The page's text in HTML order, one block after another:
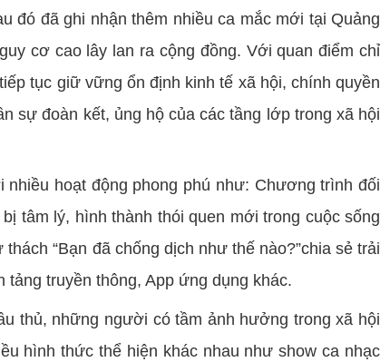
đó đã ghi nhận thêm nhiều ca mắc mới tại Quảng
cơ cao lây lan ra cộng đồng. Với quan điểm chỉ
tục giữ vững ổn định kinh tế xã hội, chính quyền
sự đoàn kết, ủng hộ của các tầng lớp trong xã hội
hoạt động phong phú như: Chương trình đối
tâm lý, hình thành thói quen mới trong cuộc sống
“Bạn đã chống dịch như thế nào?”chia sẻ trải
tảng truyền thông, App ứng dụng khác.
thủ, những người có tầm ảnh hưởng trong xã hội
hình thức thể hiện khác nhau như show ca nhạc